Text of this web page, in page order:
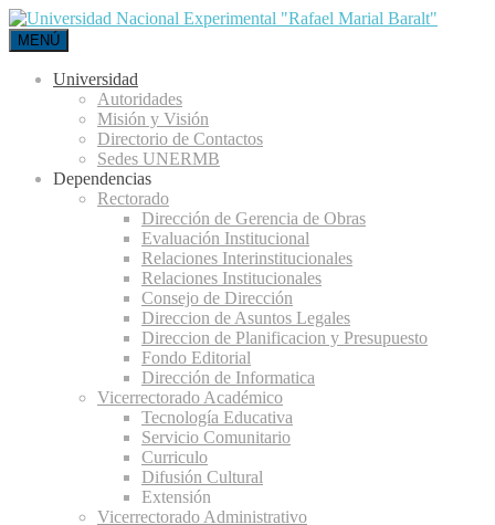
MENÚ
Universidad
Autoridades
Misión y Visión
Directorio de Contactos
Sedes UNERMB
Dependencias
Rectorado
Dirección de Gerencia de Obras
Evaluación Institucional
Relaciones Interinstitucionales
Relaciones Institucionales
Consejo de Dirección
Direccion de Asuntos Legales
Direccion de Planificacion y Presupuesto
Fondo Editorial
Dirección de Informatica
Vicerrectorado Académico
Tecnología Educativa
Servicio Comunitario
Curriculo
Difusión Cultural
Extensión
Vicerrectorado Administrativo